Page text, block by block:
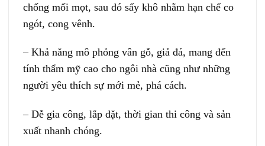
chống mối mọt, sau đó sấy khô nhằm hạn chế co
ngót, cong vênh.
– Khả năng mô phỏng vân gỗ, giả đá, mang đến
tính thẩm mỹ cao cho ngôi nhà cũng như những
người yêu thích sự mới mẻ, phá cách.
– Dễ gia công, lắp đặt, thời gian thi công và sản
xuất nhanh chóng.